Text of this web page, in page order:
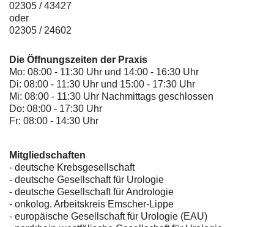
02305 / 43427
oder
02305 / 24602
Die Öffnungszeiten der Praxis
Mo: 08:00 - 11:30 Uhr und 14:00 - 16:30 Uhr
Di: 08:00 - 11:30 Uhr und 15:00 - 17:30 Uhr
Mi: 08:00 - 11:30 Uhr Nachmittags geschlossen
Do: 08:00 - 17:30 Uhr
Fr: 08:00 - 14:30 Uhr
Mitgliedschaften
- deutsche Krebsgesellschaft
- deutsche Gesellschaft für Urologie
- deutsche Gesellschaft für Andrologie
- onkolog. Arbeitskreis Emscher-Lippe
- europäische Gesellschaft für Urologie (EAU)